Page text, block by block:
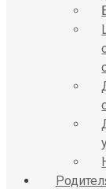
Начальная
8 (812) 746-